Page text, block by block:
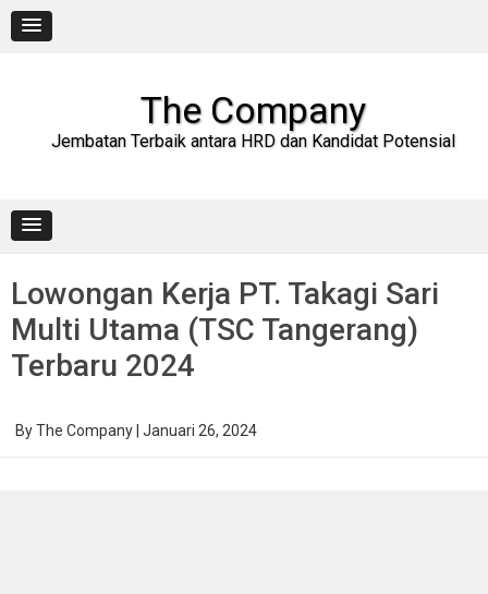
content
The Company
Jembatan Terbaik antara HRD dan Kandidat Potensial
Lowongan Kerja PT. Takagi Sari
Multi Utama (TSC Tangerang)
Terbaru 2024
ByThe Company Januari 26, 2024